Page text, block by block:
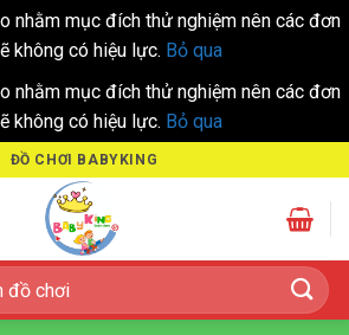
nhằm mục đích thử nghiệm nên các đơn
không có hiệu lực. Bỏ qua
nhằm mục đích thử nghiệm nên các đơn
không có hiệu lực. Bỏ qua
ĐỒ CHƠI BABYKING